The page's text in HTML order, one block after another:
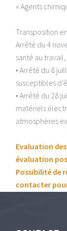
« Agents
Transposition
Arrêté du 4
santé au
• Arrêté du 8
susceptibles
• Arrêté du 28
matériels
atmosphères
Evaluation
évaluation
Possibilité de
contacter